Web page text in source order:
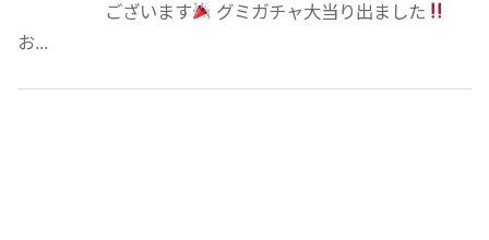
ございます
グミガチャ大当り出ました
お...